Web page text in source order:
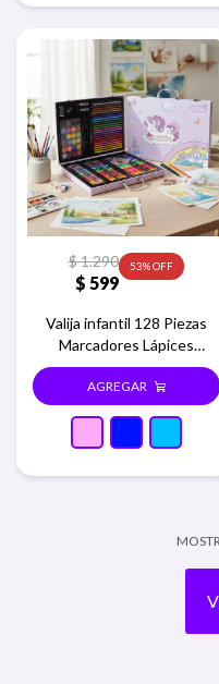
$ 599
$1.290 53
Valija infantil 128 Piezas
Marcadores Lápices
Crayones Madera - Rosa